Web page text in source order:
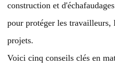
construction et
pour protéger les travailleurs,
projets.
Voici cinq conseils clés en